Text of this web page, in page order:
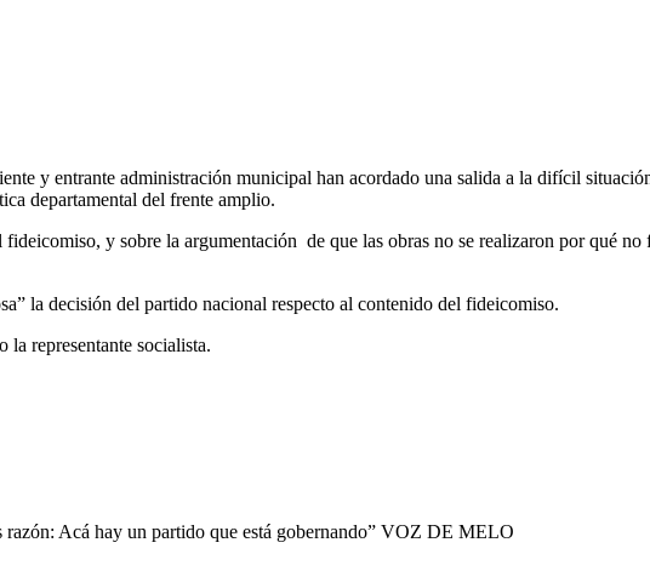
y entrante administración municipal han acordado una salida a la difícil
departamental del frente amplio.
y sobre la argumentación de que las obras no se realizaron por qué
la decisión del partido nacional respecto al contenido del fideicomiso.
la representante socialista.
Acá hay un partido que está gobernando” VOZ DE MELO